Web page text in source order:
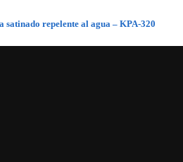
repelente al agua – KPA-320